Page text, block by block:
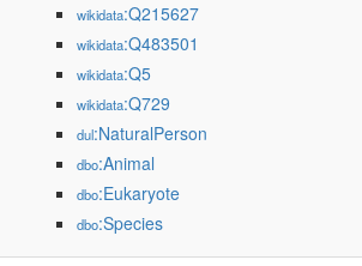
wikidata:Q215627
wikidata:Q483501
wikidata:Q5
wikidata:Q729
dul:NaturalPerson
dbo:Animal
dbo:Eukaryote
dbo:Species